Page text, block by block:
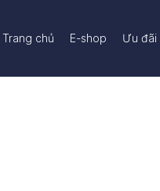
Trang chủ E-shop Ưu đãi